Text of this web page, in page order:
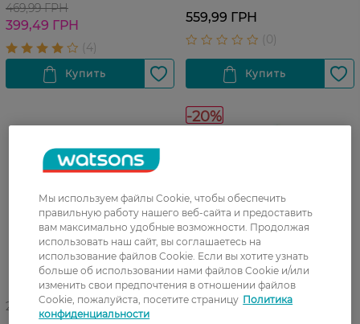
469,99 ГРН
399,49 ГРН
4,2 мл
559,99 ГРН
27 07 - 23 08
-20%
27 07 - 23 08
Мы используем файлы Cookie, чтобы обеспечить
правильную работу нашего веб-сайта и предоставить
вам максимально удобные возможности. Продолжая
использовать наш сайт, вы соглашаетесь на
использование файлов Cookie. Если вы хотите узнать
больше об использовании нами файлов Cookie и/или
изменить свои предпочтения в отношении файлов
Cookie, пожалуйста, посетите страницу Политика
конфиденциальности